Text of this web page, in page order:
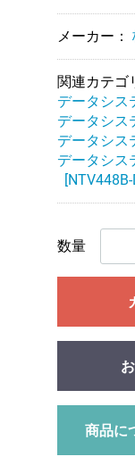
メーカー：
関連カテゴ
データシス
データシス
データシス
データシス
[NTV448B-
数量
商品に